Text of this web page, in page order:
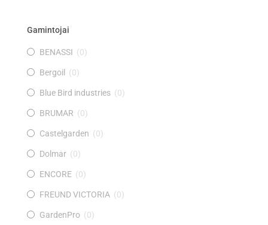
Gamintojai
BENASSI (0)
Bergoil (0)
Blue Bird industries (0)
BRUMAR (0)
Castelgarden (0)
Dolmar (0)
ENCORE (0)
FREUND VICTORIA (0)
GardenPro (0)